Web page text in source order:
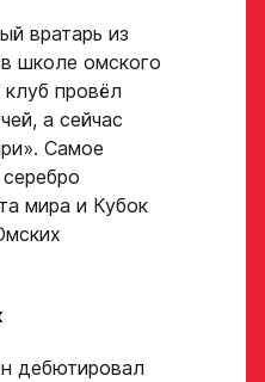
вратарь из
школе омского
провёл
а сейчас
Самое
мира и Кубок
дебютировал